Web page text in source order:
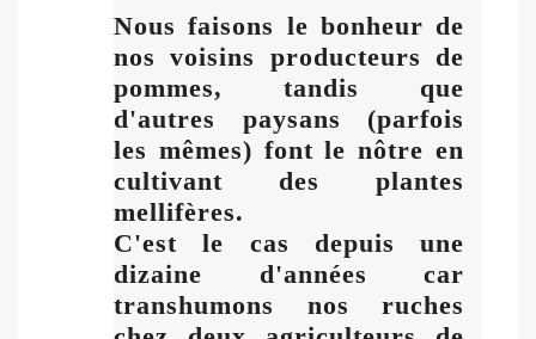
Nous faisons le bonheur de
nos voisins producteurs de
pommes, tandis que
d'autres paysans (parfois
les mêmes) font le nôtre en
cultivant des plantes
mellifères.
C'est le cas depuis une
dizaine d'années car
transhumons nos ruches